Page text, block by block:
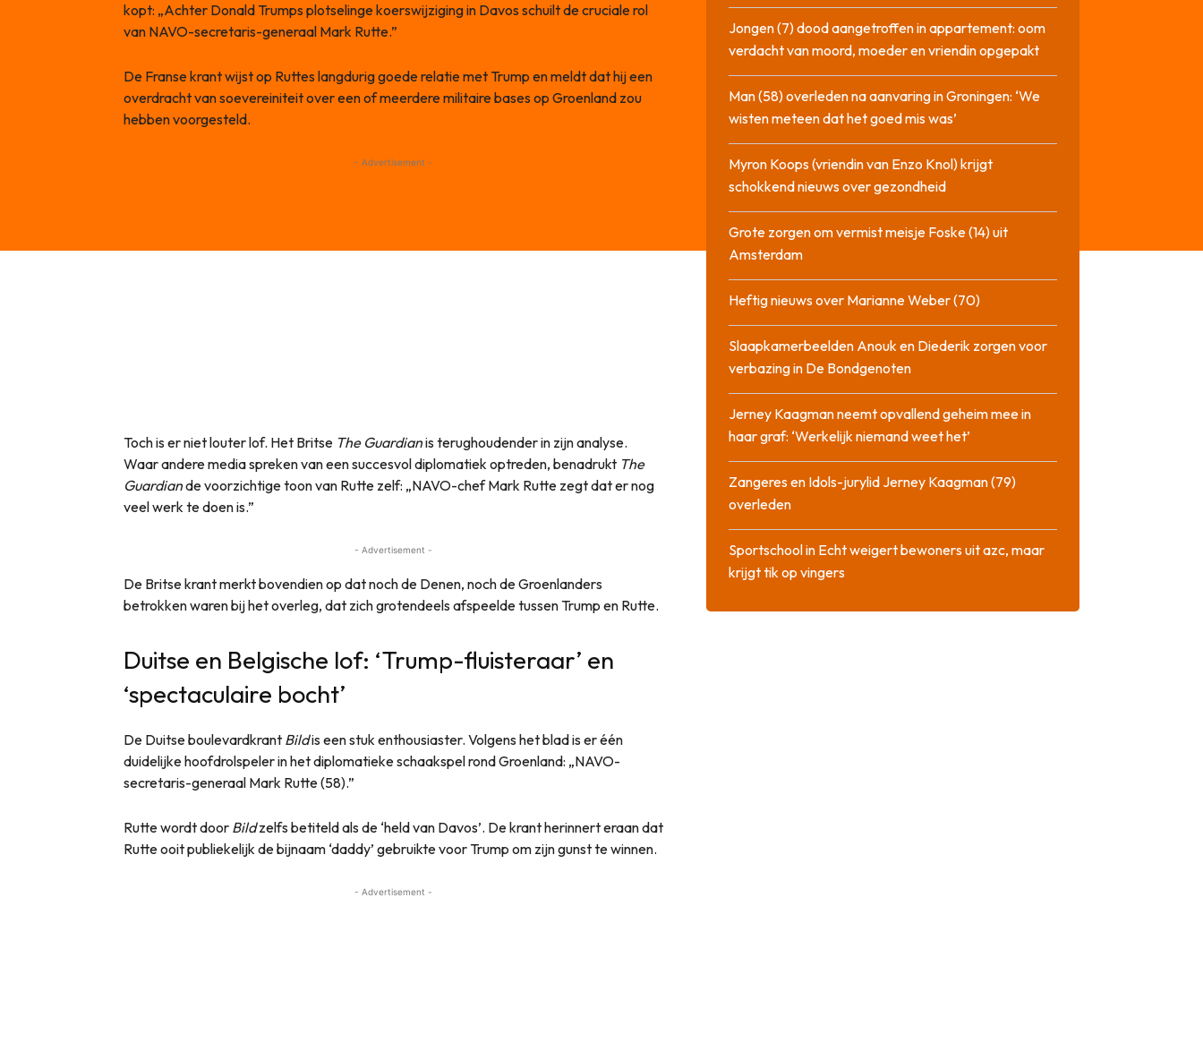
kopt: „Achter Donald Trumps plotselinge koerswijziging in Davos schuilt de cruciale rol
van NAVO-secretaris-generaal Mark Rutte.”
De Franse krant wijst op Ruttes langdurig goede relatie met Trump en meldt dat hij een
overdracht van soevereiniteit over een of meerdere militaire bases op Groenland zou
hebben voorgesteld.
- Advertisement -
Toch is er niet louter lof. Het Britse The Guardianis terughoudender in zijn analyse.
Waar andere media spreken van een succesvol diplomatiek optreden, benadrukt The
Guardiande voorzichtige toon van Rutte zelf: „NAVO-chef Mark Rutte zegt dat er nog
veel werk te doen is.”
- Advertisement -
De Britse krant merkt bovendien op dat noch de Denen, noch de Groenlanders
betrokken waren bij het overleg, dat zich grotendeels afspeelde tussen Trump en Rutte.
Duitse en Belgische lof: ‘Trump-fluisteraar’ en
‘spectaculaire bocht’
De Duitse boulevardkrant Bildis een stuk enthousiaster. Volgens het blad is er één
duidelijke hoofdrolspeler in het diplomatieke schaakspel rond Groenland: „NAVO-
secretaris-generaal Mark Rutte (58).”
Rutte wordt door Bildzelfs betiteld als de ‘held van Davos’. De krant herinnert eraan dat
Rutte ooit publiekelijk de bijnaam ‘daddy’ gebruikte voor Trump om zijn gunst te winnen.
- Advertisement -
Jongen (7) dood aangetroffen in appartement: oom
verdacht van moord, moeder en vriendin opgepakt
Man (58) overleden na aanvaring in Groningen: ‘We
wisten meteen dat het goed mis was’
Myron Koops (vriendin van Enzo Knol) krijgt
schokkend nieuws over gezondheid
Grote zorgen om vermist meisje Foske (14) uit
Amsterdam
Heftig nieuws over Marianne Weber (70)
Slaapkamerbeelden Anouk en Diederik zorgen voor
verbazing in De Bondgenoten
Jerney Kaagman neemt opvallend geheim mee in
haar graf: ‘Werkelijk niemand weet het’
Zangeres en Idols-jurylid Jerney Kaagman (79)
overleden
Sportschool in Echt weigert bewoners uit azc, maar
krijgt tik op vingers